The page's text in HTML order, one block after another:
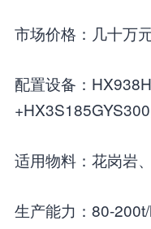
市场价格：几十万
配置设备：
适用物料：花岗岩
生产能力：80-